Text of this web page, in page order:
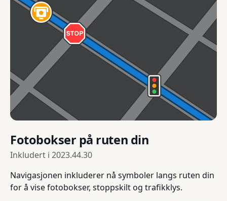
Fotobokser på ruten din
Inkludert i 2023.44.30
Navigasjonen inkluderer nå symboler langs ruten din
for å vise fotobokser, stoppskilt og trafikklys.